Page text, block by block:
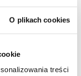
O plikach cookies
treści